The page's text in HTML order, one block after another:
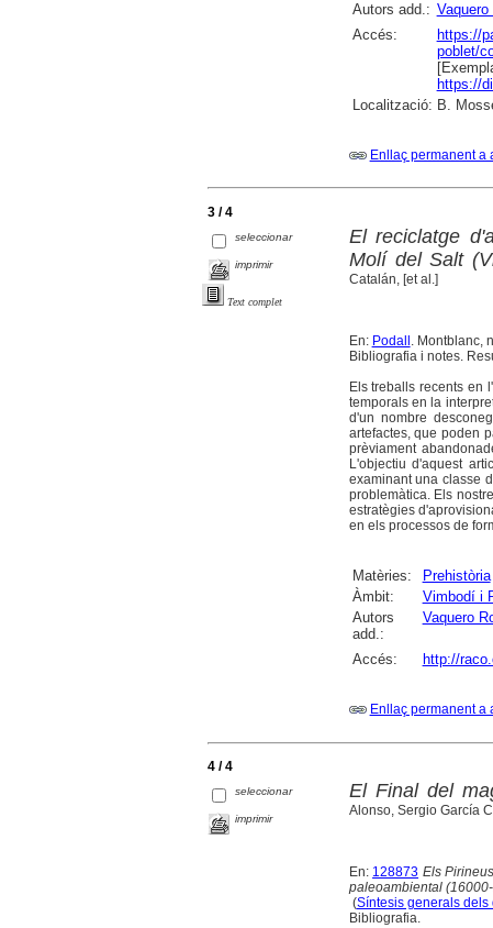
Autors add.: Vaquero
Accés:
https://
poblet/
https://
Localització: B.
Enllaç permanent a
3 / 4
seleccionar
imprimir
Text complet
El reciclatge
Molí del Salt
Catalán, [et al.]
En: Podall . Montblanc,
Bibliografia i notes.
Els treballs recents en
temporals en la
d'un nombre
artefactes, que poden
prèviament
L'objectiu d'aquest
examinant una classe
problemàtica. Els
estratègies
en els processos de
Matèries: Prehistòria
Àmbit:
Vimbodí i
Autors
add.:
Vaquero
Accés: http://
Enllaç permanent a
4 / 4
seleccionar
imprimir
El Final del
Alonso, Sergio García
En: 128873 Els
paleoambiental
(Síntesis generals dels
Bibliografia.